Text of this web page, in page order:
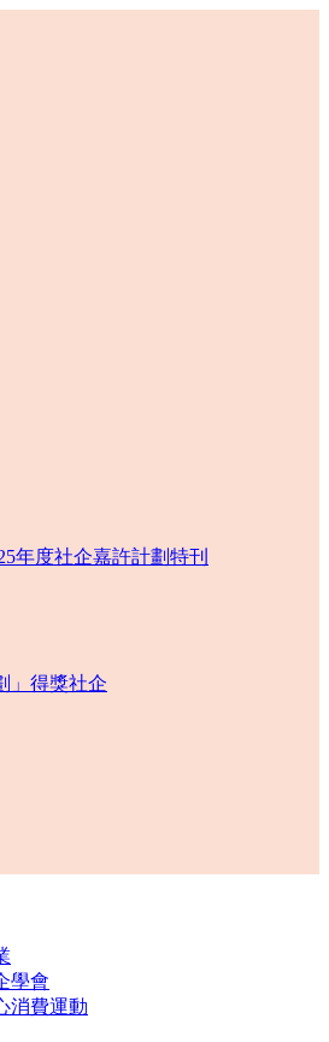
年度社企嘉許計劃特刊
」得獎社企
學會
消費運動